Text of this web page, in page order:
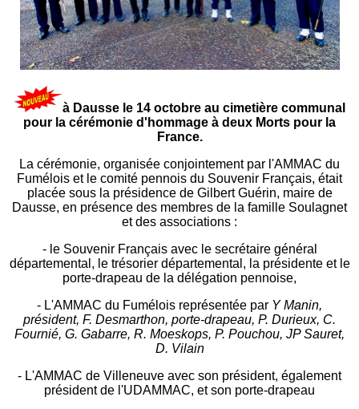
à Dausse le 14 octobre au cimetière communal
pour la cérémonie d'hommage à deux Morts pour la
France.
La cérémonie, organisée conjointement par l'AMMAC du
Fumélois et le comité pennois du Souvenir Français, était
placée sous la présidence de Gilbert Guérin, maire de
Dausse, en présence des membres de la famille Soulagnet
et des associations :
- le Souvenir Français avec le secrétaire général
départemental, le trésorier départemental, la présidente et le
porte-drapeau de la délégation pennoise,
- L'AMMAC du Fumélois représentée par Y Manin,
président, F. Desmarthon, porte-drapeau, P. Durieux, C.
Fournié, G. Gabarre, R. Moeskops, P. Pouchou, JP Sauret,
D. Vilain
- L'AMMAC de Villeneuve avec son président, également
président de l'UDAMMAC, et son porte-drapeau